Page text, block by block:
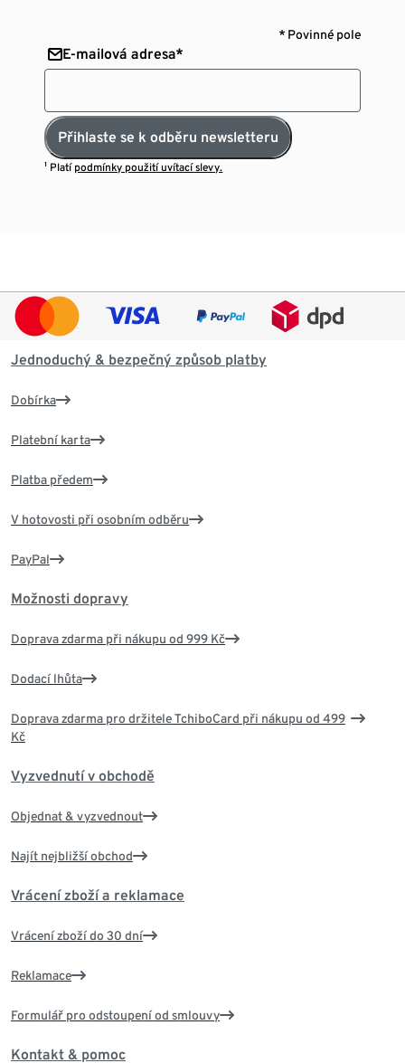
* Povinné pole
E-mailová adresa*
Přihlaste se k odběru newsletteru
¹ Platí podmínky použití uvítací slevy.
Jednoduchý & bezpečný způsob platby
Dobírka
Platební karta
Platba předem
V hotovosti při osobním odběru
PayPal
Možnosti dopravy
Doprava zdarma při nákupu od 999 Kč
Dodací lhůta
Doprava zdarma pro držitele TchiboCard při nákupu od 499
Kč
Vyzvednutí v obchodě
Objednat & vyzvednout
Najít nejbližší obchod
Vrácení zboží a reklamace
Vrácení zboží do 30 dní
Reklamace
Formulář pro odstoupení od smlouvy
Kontakt & pomoc